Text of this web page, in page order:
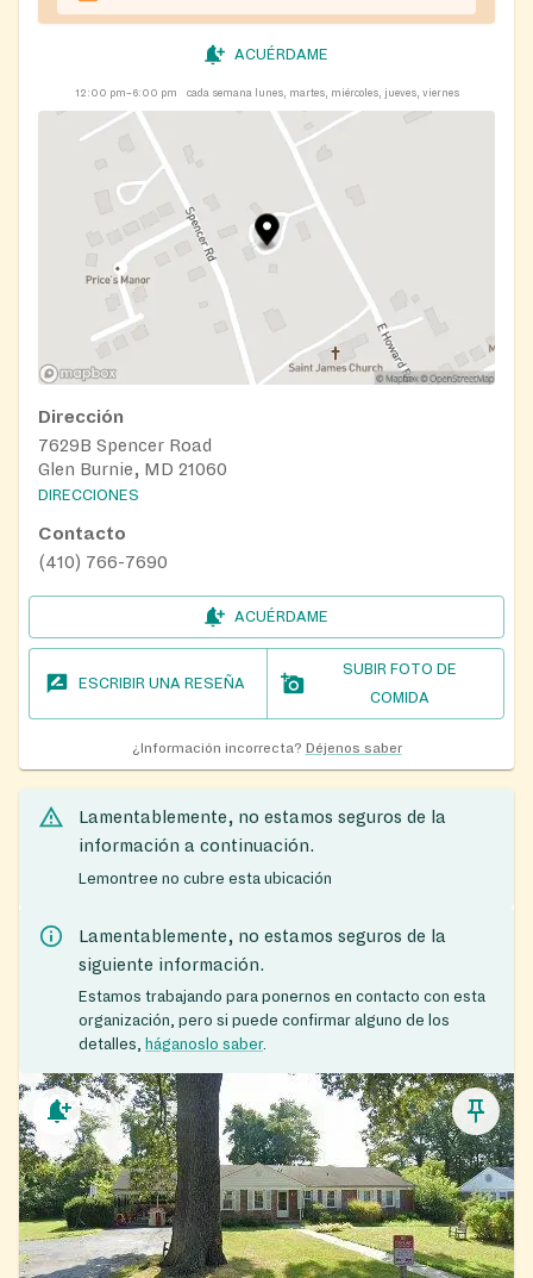
ACUÉRDAME
12:00 pm–6:00 pm cada semana lunes, martes, miércoles, jueves, viernes
Dirección
7629B Spencer Road
Glen Burnie, MD 21060
DIRECCIONES
Contacto
(410) 766-7690
ACUÉRDAME
ESCRIBIR UNA RESEÑA
SUBIR FOTO DE
COMIDA
¿Información incorrecta? Déjenos saber
Lamentablemente, no estamos seguros de la
información a continuación.
Lemontree no cubre esta ubicación
Lamentablemente, no estamos seguros de la
siguiente información.
Estamos trabajando para ponernos en contacto con esta
organización, pero si puede confirmar alguno de los
detalles, háganoslo saber.